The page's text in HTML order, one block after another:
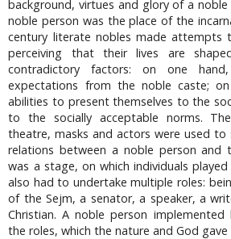
background, virtues and glory of a
noble person was the place of the
century literate nobles made attempts
perceiving that their lives are
contradictory factors: on one
expectations from the noble caste;
abilities to present themselves to the
to the socially acceptable norms.
theatre, masks and actors were used
relations between a noble person and
was a stage, on which individuals
also had to undertake multiple roles:
of the Sejm, a senator, a speaker, a
Christian. A noble person
the roles, which the nature and God